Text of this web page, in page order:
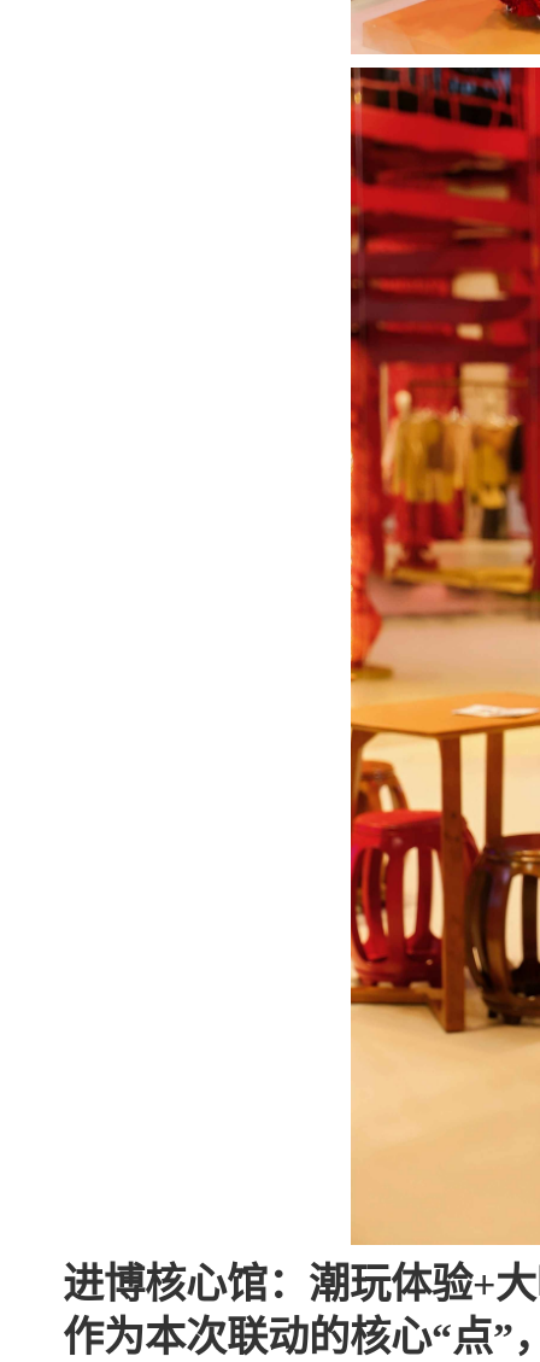
进博核心馆： 潮玩体验+
作为本次联动的核心“点”